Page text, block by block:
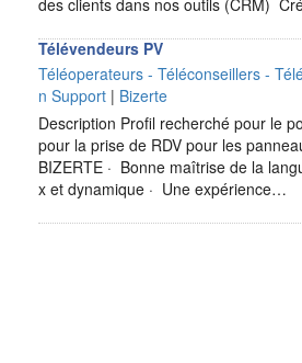
des clients dans nos outils (CRM)
Télévendeurs PV
Téléoperateurs - Téléconseillers -
n Support | Bizerte
Description Profil recherché pour le
pour la prise de RDV pour les
BIZERTE · Bonne maîtrise de la
x et dynamique · Une expérience…